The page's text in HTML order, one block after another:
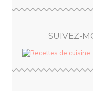
SUIVEZ-